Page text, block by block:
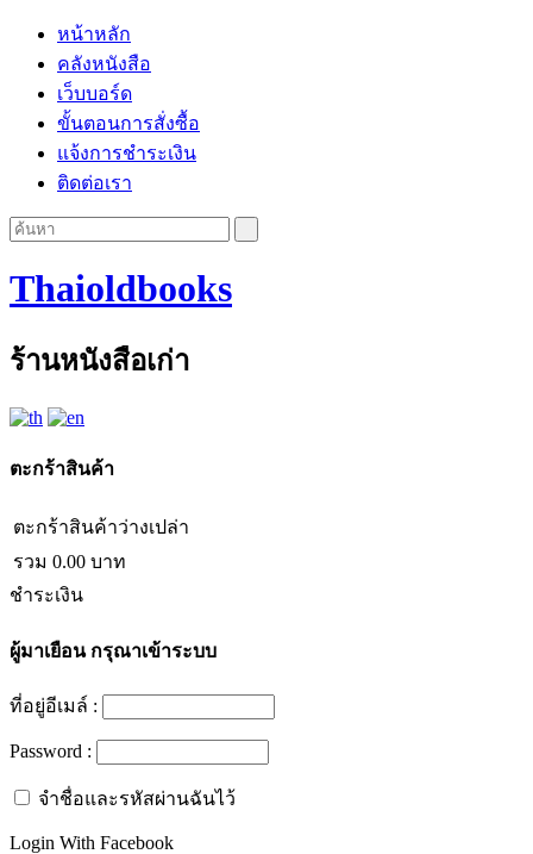
หน้าหลัก
คลังหนังสือ
เว็บบอร์ด
ขั้นตอนการสั่งซื้อ
แจ้งการชำระเงิน
ติดต่อเรา
Thaioldbooks
ร้านหนังสือเก่า
ตะกร้าสินค้า
ตะกร้าสินค้าว่างเปล่า
รวม 0.00 บาท
ชำระเงิน
ผู้มาเยือนกรุณาเข้าระบบ
ที่อยู่อีเมล์ :
Password :
จำชื่อและรหัสผ่านฉันไว้
Login With Facebook